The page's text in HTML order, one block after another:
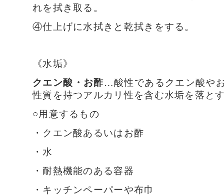
れを拭き取る。
④仕上げに水拭きと乾拭きをする。
《水垢》
クエン酸・お酢…酸性であるクエン酸や
性質を持つアルカリ性を含む水垢を落と
○用意するもの
・クエン酸あるいはお酢
・水
・耐熱機能のある容器
・キッチンペーパーや布巾